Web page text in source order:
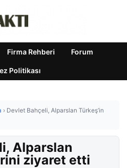
Firma Rehberi Forum
Politikası
› Devlet Bahçeli, Alparslan Türkeş’in
Alparslan
ziyaret etti